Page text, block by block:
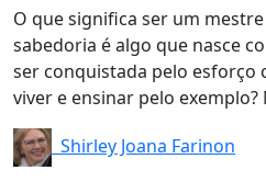
O que significa ser um
sabedoria é algo que nasce
ser conquistada pelo esforço
viver e ensinar pelo exemplo?
Shirley Joana Farinon